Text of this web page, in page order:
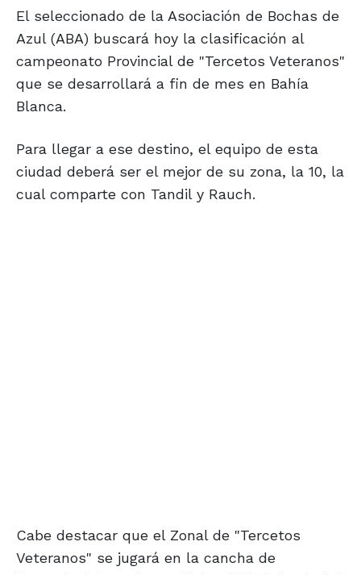
El seleccionado de la Asociación de Bochas de
Azul (ABA) buscará hoy la clasificación al
campeonato Provincial de "Tercetos Veteranos"
que se desarrollará a fin de mes en Bahía
Blanca.
Para llegar a ese destino, el equipo de esta
ciudad deberá ser el mejor de su zona, la 10, la
cual comparte con Tandil y Rauch.
Cabe destacar que el Zonal de "Tercetos
Veteranos" se jugará en la cancha de